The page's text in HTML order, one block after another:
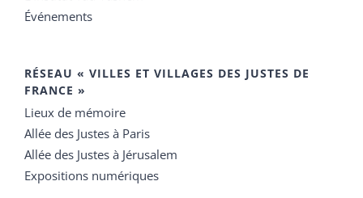
Événements
RÉSEAU « VILLES ET VILLAGES DES JUSTES DE
FRANCE »
Lieux de mémoire
Allée des Justes à Paris
Allée des Justes à Jérusalem
Expositions numériques